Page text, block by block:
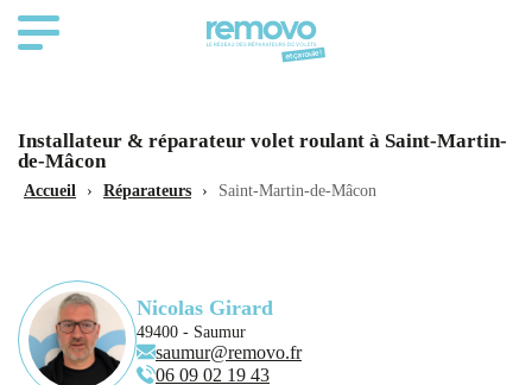
Installateur & réparateur volet roulant à Saint-Martin-
de-Mâcon
Accueil › Réparateurs › Saint-Martin-de-Mâcon
Nicolas Girard
49400 - Saumur
saumur@removo.fr
06 09 02 19 43